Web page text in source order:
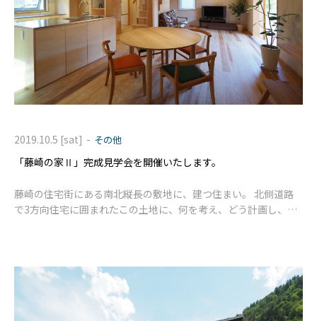
「藤崎の家Ⅱ」完成見学会を開催いたします。
2019.10.5 [sat] - その他
藤崎の住宅街にある南北縦長の敷地に、建つ住まい。 北側道路
で3方向住宅に囲まれたこの土地に、何を考え、どう計画し、完